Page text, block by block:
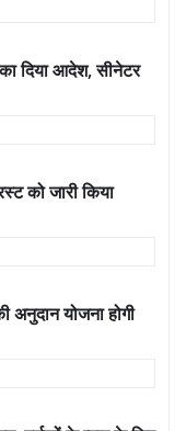
दिया आदेश, सीनेटर
को जारी किया
योजना होगी